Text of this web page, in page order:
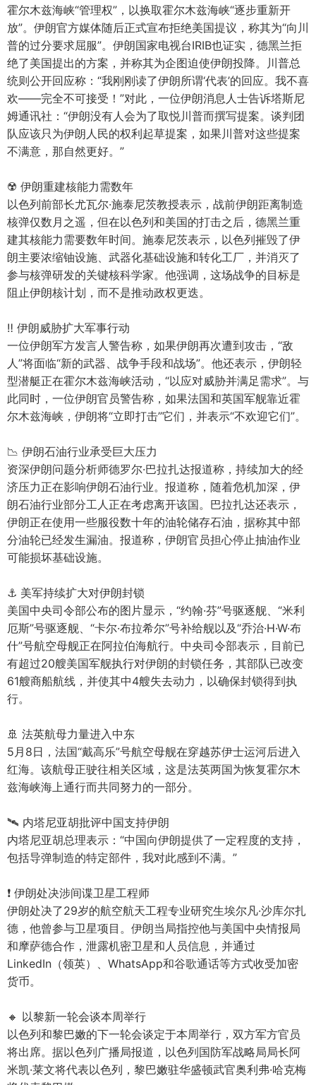
霍尔木兹海峡“管理权”，以换取霍尔木兹海峡“逐步重新开
放”。伊朗官方媒体随后正式宣布拒绝美国提议，称其为“向川
普的过分要求屈服”。伊朗国家电视台IRIB也证实，德黑兰拒
绝了美国提出的方案，并称其为企图迫使伊朗投降。川普总
统则公开回应称：“我刚刚读了伊朗所谓‘代表’的回应。我不喜
欢——完全不可接受！”对此，一位伊朗消息人士告诉塔斯尼
姆通讯社：“伊朗没有人会为了取悦川普而撰写提案。谈判团
队应该只为伊朗人民的权利起草提案，如果川普对这些提案
不满意，那自然更好。”
☢️ 伊朗重建核能力需数年
以色列前部长尤瓦尔·施泰尼茨教授表示，战前伊朗距离制造
核弹仅数月之遥，但在以色列和美国的打击之后，德黑兰重
建其核能力需要数年时间。施泰尼茨表示，以色列摧毁了伊
朗主要浓缩铀设施、武器化基础设施和转化工厂，并消灭了
参与核弹研发的关键核科学家。他强调，这场战争的目标是
阻止伊朗核计划，而不是推动政权更迭。
‼️ 伊朗威胁扩大军事行动
一位伊朗军方发言人警告称，如果伊朗再次遭到攻击，“敌
人”将面临“新的武器、战争手段和战场”。他还表示，伊朗轻
型潜艇正在霍尔木兹海峡活动，“以应对威胁并满足需求”。与
此同时，一位伊朗官员警告称，如果法国和英国军舰靠近霍
尔木兹海峡，伊朗将“立即打击”它们，并表示“不欢迎它们”。
📉 伊朗石油行业承受巨大压力
资深伊朗问题分析师德罗尔·巴拉扎达报道称，持续加大的经
济压力正在影响伊朗石油行业。报道称，随着危机加深，伊
朗石油行业部分工人正在考虑离开该国。巴拉扎达还表示，
伊朗正在使用一些服役数十年的油轮储存石油，据称其中部
分油轮已经发生漏油。报道称，伊朗官员担心停止抽油作业
可能损坏基础设施。
⚓️ 美军持续扩大对伊朗封锁
美国中央司令部公布的图片显示，“约翰·芬”号驱逐舰、“米利
厄斯”号驱逐舰、“卡尔·布拉希尔”号补给舰以及“乔治·H·W·布
什”号航空母舰正在阿拉伯海航行。中央司令部表示，目前已
有超过20艘美国军舰执行对伊朗的封锁任务，其部队已改变
61艘商船航线，并使其中4艘失去动力，以确保封锁得到执
行。
🚢 法英航母力量进入中东
5月8日，法国“戴高乐”号航空母舰在穿越苏伊士运河后进入
红海。该航母正驶往相关区域，这是法英两国为恢复霍尔木
兹海峡海上通行而共同努力的一部分。
🛰️ 内塔尼亚胡批评中国支持伊朗
内塔尼亚胡总理表示：“中国向伊朗提供了一定程度的支持，
包括导弹制造的特定部件，我对此感到不满。”
❗️ 伊朗处决涉间谍卫星工程师
伊朗处决了29岁的航空航天工程专业研究生埃尔凡·沙库尔扎
德，他曾参与卫星项目。伊朗当局指控他与美国中央情报局
和摩萨德合作，泄露机密卫星和人员信息，并通过
LinkedIn（领英）、WhatsApp和谷歌通话等方式收受加密
货币。
🔸 以黎新一轮会谈本周举行
以色列和黎巴嫩的下一轮会谈定于本周举行，双方军方官员
将出席。据以色列广播局报道，以色列国防军战略局局长阿
米凯·莱文将代表以色列，黎巴嫩驻华盛顿武官奥利弗·哈克梅